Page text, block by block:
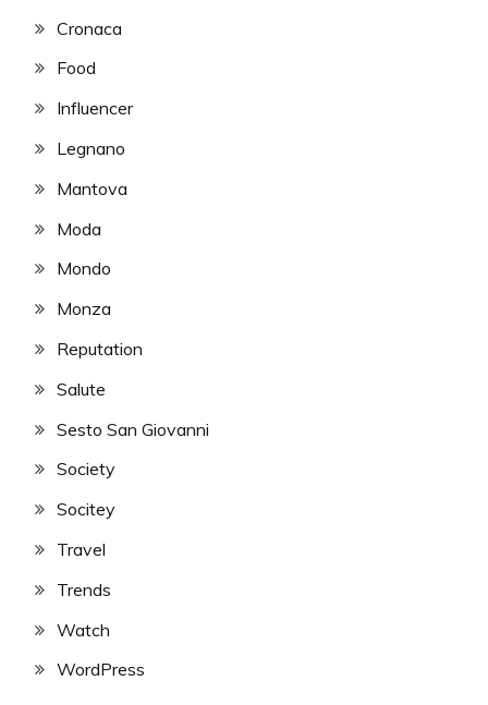
Cronaca
Food
Influencer
Legnano
Mantova
Moda
Mondo
Monza
Reputation
Salute
Sesto San Giovanni
Society
Socitey
Travel
Trends
Watch
WordPress